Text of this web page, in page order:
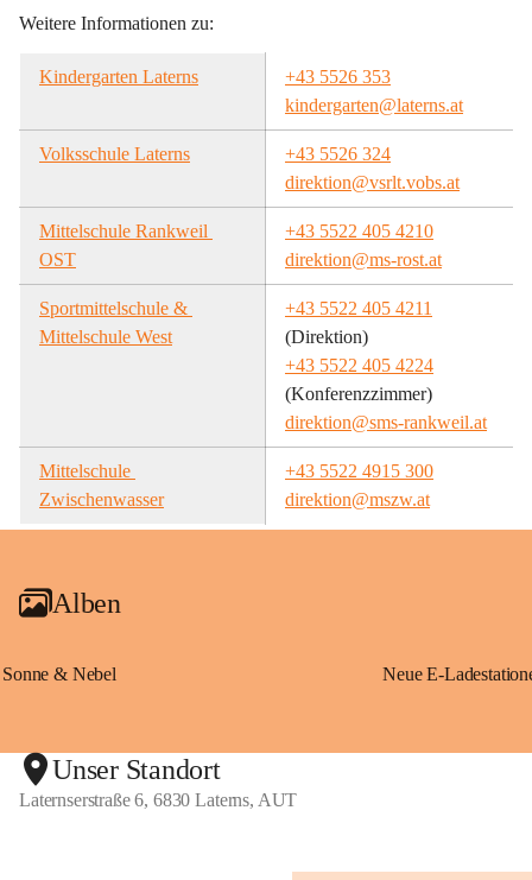
Weitere Informationen zu:
Kindergarten Laterns
+43 5526 353
kindergarten@laterns.at
Volksschule Laterns
+43 5526 324
direktion@vsrlt.vobs.at
Mittelschule Rankweil
OST
+43 5522 405 4210
direktion@ms-rost.at
Sportmittelschule &
Mittelschule West
+43 5522 405 4211
(Direktion)
+43 5522 405 4224
(Konferenzzimmer)
direktion@sms-rankweil.at
Mittelschule
Zwischenwasser
+43 5522 4915 300
direktion@mszw.at
Alben
Sonne & Nebel
Unser Standort
Laternserstraße 6, 6830 Laterns, AUT